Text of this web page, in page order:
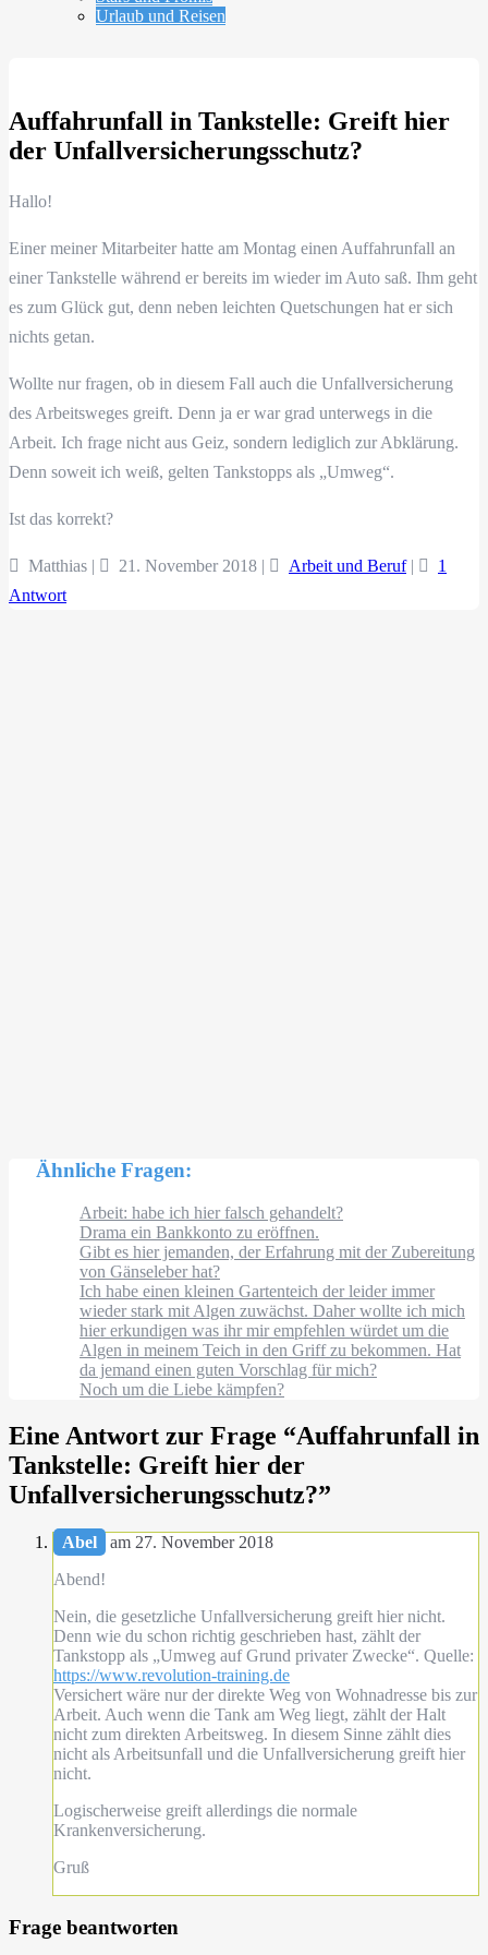
Urlaub und Reisen
Auffahrunfall in Tankstelle: Greift hier
der Unfallversicherungsschutz?
Hallo!
Einer meiner Mitarbeiter hatte am Montag einen Auffahrunfall an
einer Tankstelle während er bereits im wieder im Auto saß. Ihm geht
es zum Glück gut, denn neben leichten Quetschungen hat er sich
nichts getan.
Wollte nur fragen, ob in diesem Fall auch die Unfallversicherung
des Arbeitsweges greift. Denn ja er war grad unterwegs in die
Arbeit. Ich frage nicht aus Geiz, sondern lediglich zur Abklärung.
Denn soweit ich weiß, gelten Tankstopps als „Umweg“.
Ist das korrekt?
Matthias | 21. November 2018 | Arbeit und Beruf|
1
Antwort
Ähnliche Fragen:
Arbeit: habe ich hier falsch gehandelt?
Drama ein Bankkonto zu eröffnen.
Gibt es hier jemanden, der Erfahrung mit der Zubereitung
von Gänseleber hat?
Ich habe einen kleinen Gartenteich der leider immer
wieder stark mit Algen zuwächst. Daher wollte ich mich
hier erkundigen was ihr mir empfehlen würdet um die
Algen in meinem Teich in den Griff zu bekommen. Hat
da jemand einen guten Vorschlag für mich?
Noch um die Liebe kämpfen?
Eine Antwort zur Frage “Auffahrunfall in
Tankstelle: Greift hier der
Unfallversicherungsschutz?”
Abel
am 27. November 2018
Abend!
Nein, die gesetzliche Unfallversicherung greift hier nicht.
Denn wie du schon richtig geschrieben hast, zählt der
Tankstopp als „Umweg auf Grund privater Zwecke“. Quelle:
https://www.revolution-training.de
Versichert wäre nur der direkte Weg von Wohnadresse bis zur
Arbeit. Auch wenn die Tank am Weg liegt, zählt der Halt
nicht zum direkten Arbeitsweg. In diesem Sinne zählt dies
nicht als Arbeitsunfall und die Unfallversicherung greift hier
nicht.
Logischerweise greift allerdings die normale
Krankenversicherung.
Gruß
Frage beantworten